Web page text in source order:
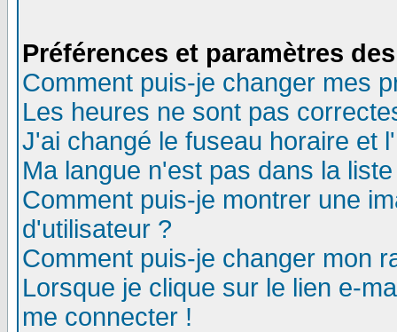
Préférences et paramètres
Comment puis-je changer mes
Les heures ne sont pas
J'ai changé le fuseau horaire et
Ma langue n'est pas dans la
Comment puis-je montrer une
d'utilisateur ?
Comment puis-je changer mon
Lorsque je clique sur le lien e-
me connecter !